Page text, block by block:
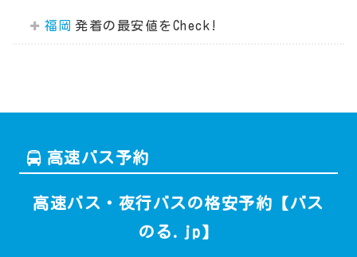
福岡
高速バス予約
高速バス・夜行バスの格安予約【バス
のる.jp】